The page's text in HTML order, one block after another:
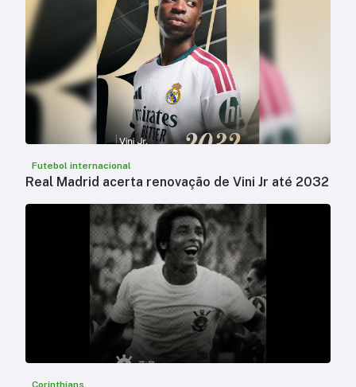
Futebol internacional
Real Madrid acerta renovação de Vini Jr até 2032
Corinthians